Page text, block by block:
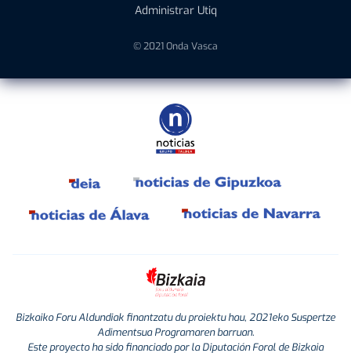
Administrar Utiq
© 2021 Onda Vasca
Bizkaiko Foru Aldundiak finantzatu du proiektu hau, 2021eko Suspertze
Adimentsua Programaren barruan.
Este proyecto ha sido financiado por la Diputación Foral de Bizkaia